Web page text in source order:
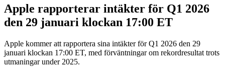
Apple rapporterar intäkter för Q1 2026
den 29 januari klockan 17:00 ET
Apple kommer att rapportera sina intäkter för Q1 2026 den 29
januari klockan 17:00 ET, med förväntningar om rekordresultat trots
utmaningar under 2025.